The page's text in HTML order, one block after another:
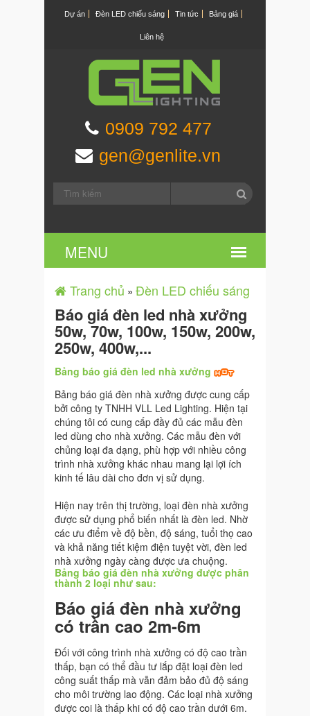
Dự án Đèn LED chiếu sáng Tin tức Bảng giá
Liên hệ
0909 792 477
gen@genlite.vn
Trang chủ » Đèn LED chiếu sáng
Báo giá đèn led nhà xưởng
50w, 70w, 100w, 150w, 200w,
250w, 400w,...
Bảng báo giá đèn led nhà xưởng
Bảng báo giá đèn nhà xưởng được cung cấp
bởi công ty TNHH VLL Led Lighting. Hiện tại
chúng tôi có cung cấp đầy đủ các mẫu đèn
led dùng cho nhà xưởng. Các mẫu đèn với
chủng loại đa dạng, phù hợp với nhiều công
trình nhà xưởng khác nhau mang lại lợi ích
kinh tế lâu dài cho đơn vị sử dụng.
Hiện nay trên thị trường, loại đèn nhà xưởng
được sử dụng phổ biến nhất là đèn led. Nhờ
các ưu điểm về độ bền, độ sáng, tuổi thọ cao
và khả năng tiết kiệm điện tuyệt vời, đèn led
nhà xưởng ngày càng được ưa chuộng.
Bảng báo giá đèn nhà xưởng được phân
thành 2 loại như sau:
Báo giá đèn nhà xưởng
có trần cao 2m-6m
Đối với công trình nhà xưởng có độ cao trần
thấp, bạn có thể đầu tư lắp đặt loại đèn led
công suất thấp mà vẫn đảm bảo đủ độ sáng
cho môi trường lao động. Các loại nhà xưởng
được coi là thấp khi có độ cao trần dưới 6m.